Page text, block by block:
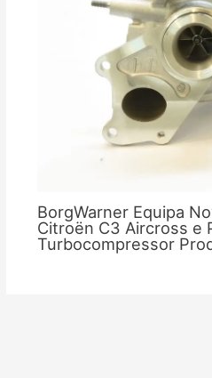
BorgWarner Equipa
Citroën C3 Aircross e
Turbocompressor